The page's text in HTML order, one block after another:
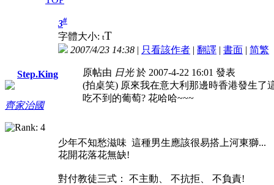
Step.King
齊家治國
3#
字體大小: tT
2007/4/23 14:38 | 只看該作者 | 翻譯 | 書面 | 简繁
原帖由 日光於 2007-4-22 16:01 發表
(拍桌笑) 原來我在意大利那邊時香港發生了
吃不到的葡萄? 花哈哈~~~
少年不知愁滋味 這種男生應該很易搭上河東獅...
花開花落花無缺!
對付教徒三式： 不主動、 不抗拒、 不負責!